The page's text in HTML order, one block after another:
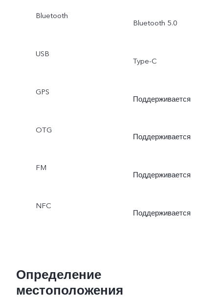
Bluetooth
Bluetooth 5.0
USB
Type-C
GPS
Поддерживается
OTG
Поддерживается
FM
Поддерживается
NFC
Поддерживается
Определение
местоположения